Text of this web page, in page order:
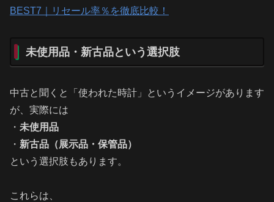
BEST7｜リセール率％を徹底比較！
未使用品・新古品という選択肢
中古と聞くと「使われた時計」というイメージがあります
が、実際には
・ 未使用品
・ 新古品（展示品・保管品）
という選択肢もあります。
これらは、